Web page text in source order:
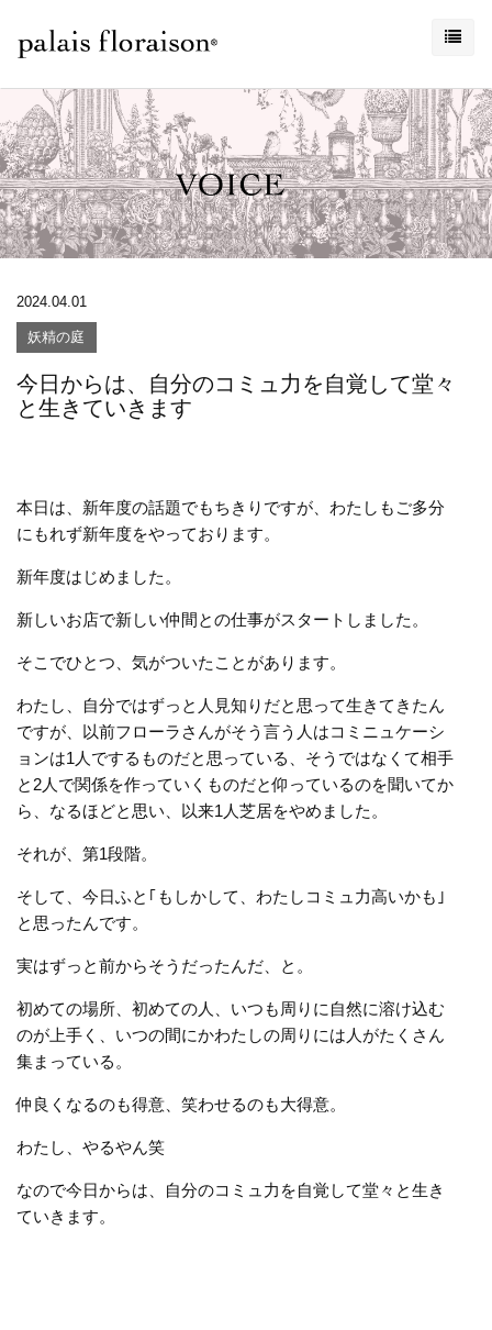
2024.04.01
妖精の庭
今日からは、自分のコミュ力を自覚して堂々
と生きていきます
本日は、新年度の話題でもちきりですが、わたしもご多分
にもれず新年度をやっております。
新年度はじめました。
新しいお店で新しい仲間との仕事がスタートしました。
そこでひとつ、気がついたことがあります。
わたし、自分ではずっと人見知りだと思って生きてきたん
ですが、以前フローラさんがそう言う人はコミニュケーシ
ョンは1人でするものだと思っている、そうではなくて相手
と2人で関係を作っていくものだと仰っているのを聞いてか
ら、なるほどと思い、以来1人芝居をやめました。
それが、第1段階。
そして、今日ふと｢もしかして、わたしコミュ力高いかも｣
と思ったんです。
実はずっと前からそうだったんだ、と。
初めての場所、初めての人、いつも周りに自然に溶け込む
のが上手く、いつの間にかわたしの周りには人がたくさん
集まっている。
仲良くなるのも得意、笑わせるのも大得意。
わたし、やるやん笑
なので今日からは、自分のコミュ力を自覚して堂々と生き
ていきます。